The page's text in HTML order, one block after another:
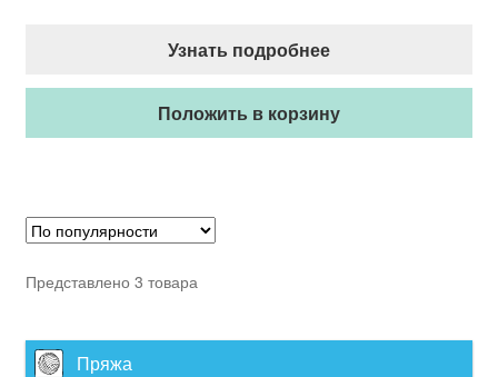
Узнать подробнее
Положить в корзину
Представлено 3 товара
Пряжа